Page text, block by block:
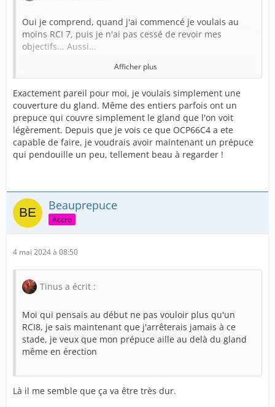
Ce qui est fort bien mais il y a encore beaucoup de
travail.
Oui je comprend, quand j'ai commencé je voulais au
moins RCI 7, puis je n'ai pas cessé de revoir mes
objectifs... Aussi...
On en veut toujours plus.
Par contre rester couvert en érection pas demain mon
ami, tout dépends d'abord de ton amplitude érectile.
Par exemple si tu passes de 9cm au repos à 17 cm en
érection ça va être très très très compliqué.
En revanche de 9cm à 14 cm par exemple ce sera plus
facile.
Cela fait 7 ans que j'essaie d'avoir une couverture en
Ce qui est fort bien mais il y a encore beaucoup de
travail.
Afficher plus
Exactement pareil pour moi, je voulais simplement une
couverture du gland. Même des entiers parfois ont un
prepuce qui couvre simplement le gland que l'on voit
légèrement. Depuis que je vois ce que OCP66C4 a ete
capable de faire, je voudrais avoir maintenant un prépuce
qui pendouille un peu, tellement beau à regarder !
Beauprepuce
Accro
4 mai 2024 à 08:50
Tinus a écrit :
Moi qui pensais au début ne pas vouloir plus qu'un
RCI8, je sais maintenant que j'arrêterais jamais à ce
stade, je veux que mon prépuce aille au delà du gland
même en érection
Là il me semble que ça va être très dur.